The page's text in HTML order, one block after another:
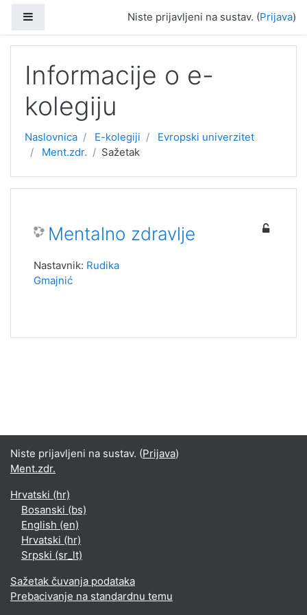
Niste prijavljeni na sustav. (Prijava)
Informacije o e-
kolegiju
Naslovnica E-kolegiji
Evropski univerzitet
Ment.zdr.
Sažetak
Mentalno zdravlje
Nastavnik: Rudika
Gmajnić
Niste prijavljeni na sustav. (Prijava)
Ment.zdr.
Hrvatski ‎(hr)‎
Bosanski ‎(bs)‎
English ‎(en)‎
Hrvatski ‎(hr)‎
Srpski ‎(sr_lt)‎
Sažetak čuvanja podataka
Prebacivanje na standardnu temu